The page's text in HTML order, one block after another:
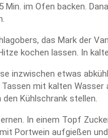
Min. im Ofen backen.
das Mark der
kochen lassen. In
inzwischen etwas
Tassen mit kalten
den Kühlschrank stellen.
In einem Topf
Portwein aufgießen